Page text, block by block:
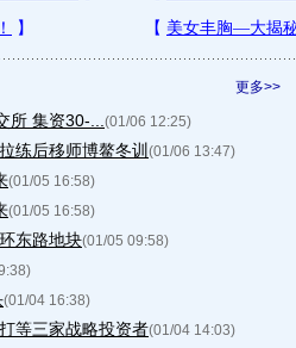
更多>>
所 集资30-... (01/06 12:25)
练后移师博鳌冬训 (01/06 13:47)
(01/05 16:58)
(01/05 16:58)
东路地块(01/05 09:58)
(01/04 16:38)
等三家战略投资者(01/04 14:03)